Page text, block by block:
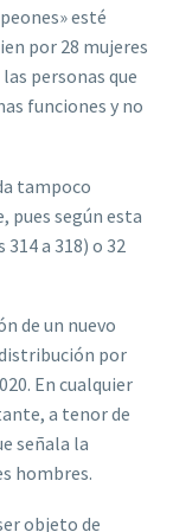
esté
por 28 mujeres
personas que
funciones y no
tampoco
pues según esta
a 318) o 32
de un nuevo
por
En cualquier
a tenor de
señala la
hombres.
objeto de